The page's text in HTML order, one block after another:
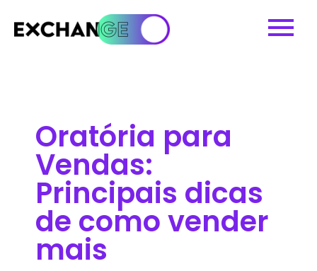
Oratória para
Vendas:
Principais dicas
de como vender
mais